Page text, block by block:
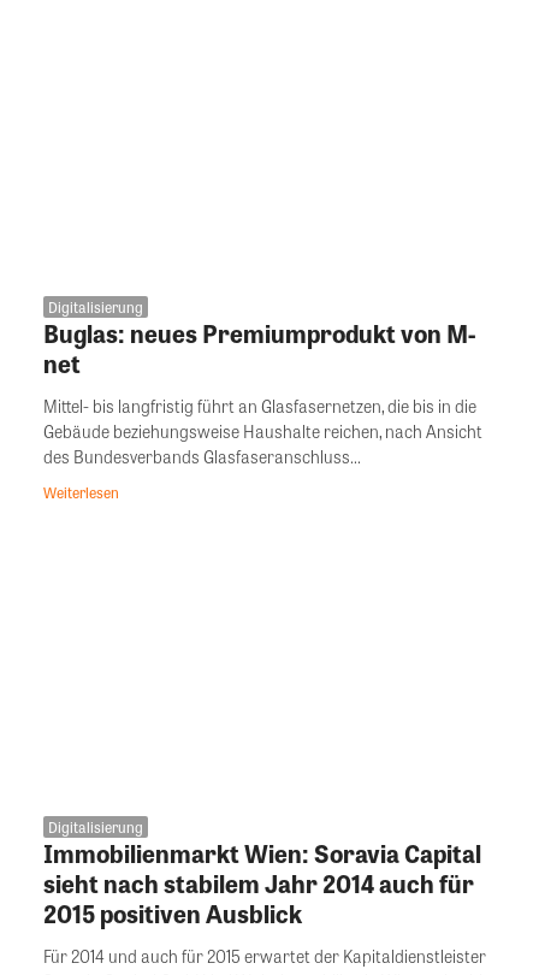
Digitalisierung
Buglas: neues Premiumprodukt von M-
net
Mittel- bis langfristig führt an Glasfasernetzen, die bis in die
Gebäude beziehungsweise Haushalte reichen, nach Ansicht
des Bundesverbands Glasfaseranschluss...
Weiterlesen
Digitalisierung
Immobilienmarkt Wien: Soravia Capital
sieht nach stabilem Jahr 2014 auch für
2015 positiven Ausblick
Für 2014 und auch für 2015 erwartet der Kapitaldienstleister